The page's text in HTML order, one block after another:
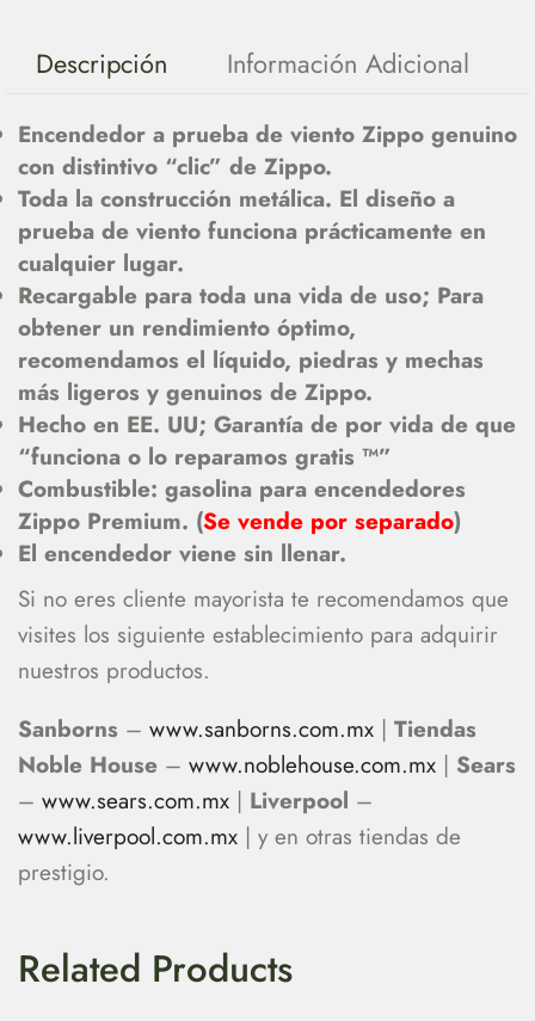
Descripción Información Adicional
Encendedor a prueba de viento Zippo genuino
con distintivo “clic” de Zippo.
Toda la construcción metálica. El diseño a
prueba de viento funciona prácticamente en
cualquier lugar.
Recargable para toda una vida de uso; Para
obtener un rendimiento óptimo,
recomendamos el líquido, piedras y mechas
más ligeros y genuinos de Zippo.
Hecho en EE. UU; Garantía de por vida de que
“funciona o lo reparamos gratis ™”
Combustible: gasolina para encendedores
Zippo Premium. (Se vende por separado)
El encendedor viene sin llenar.
Si no eres cliente mayorista te recomendamos que
visites los siguiente establecimiento para adquirir
nuestros productos.
Sanborns – www.sanborns.com.mx | Tiendas
Noble House – www.noblehouse.com.mx | Sears
– www.sears.com.mx | Liverpool –
www.liverpool.com.mx | y en otras tiendas de
prestigio.
Related Products